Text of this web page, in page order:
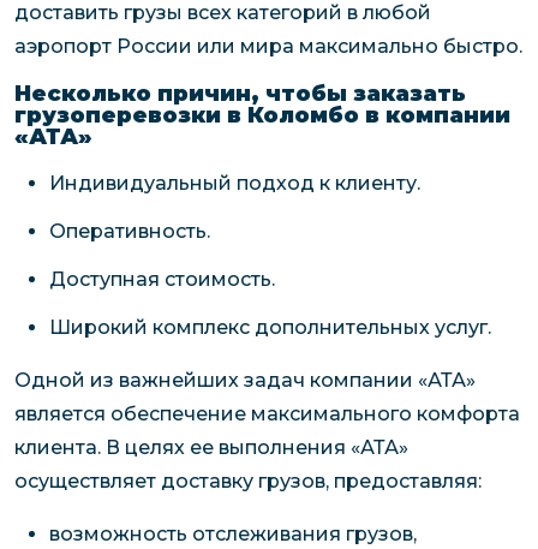
доставить грузы всех категорий в любой
аэропорт России или мира максимально быстро.
Несколько причин, чтобы заказать
грузоперевозки в Коломбо в компании
«АТА»
Индивидуальный подход к клиенту.
Оперативность.
Доступная стоимость.
Широкий комплекс дополнительных услуг.
Одной из важнейших задач компании «АТА»
является обеспечение максимального комфорта
клиента. В целях ее выполнения «АТА»
осуществляет доставку грузов, предоставляя:
возможность отслеживания грузов,